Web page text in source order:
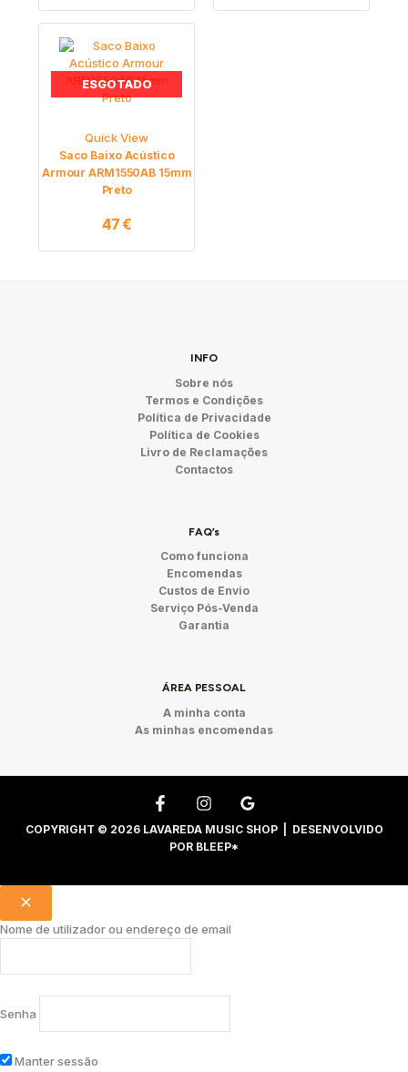
ESGOTADO
Quick View
Saco Baixo Acústico
Armour ARM1550AB 15mm
Preto
47€
INFO
Sobre nós
Termos e Condições
Política de Privacidade
Política de Cookies
Livro de Reclamações
Contactos
FAQ’s
Como funciona
Encomendas
Custos de Envio
Serviço Pós-Venda
Garantia
ÁREA PESSOAL
A minha conta
As minhas encomendas
COPYRIGHT © 2026 LAVAREDA MUSIC SHOP | DESENVOLVIDO
POR BLEEP*
Nome de utilizador ou endereço de email
Senha
Manter sessão